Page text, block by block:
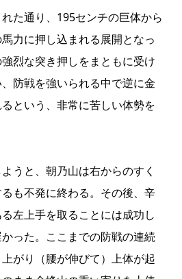
た通り、195センチの巨体から
力に押し込まれる展開となっ
烈な突き押しをまともに受け
防戦を強いられる中で逆に金
という、非常に苦しい体勢を
うと、朝乃山は右からのすく
も不発に終わる。その後、辛
左上手を取ることには成功し
った。ここまでの防戦の連続
がり（腰が伸びて）上体が起